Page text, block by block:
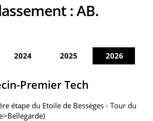
:AB.
2024 2025 2026
Premier Tech
étape du Etoile de Bessèges - Tour du